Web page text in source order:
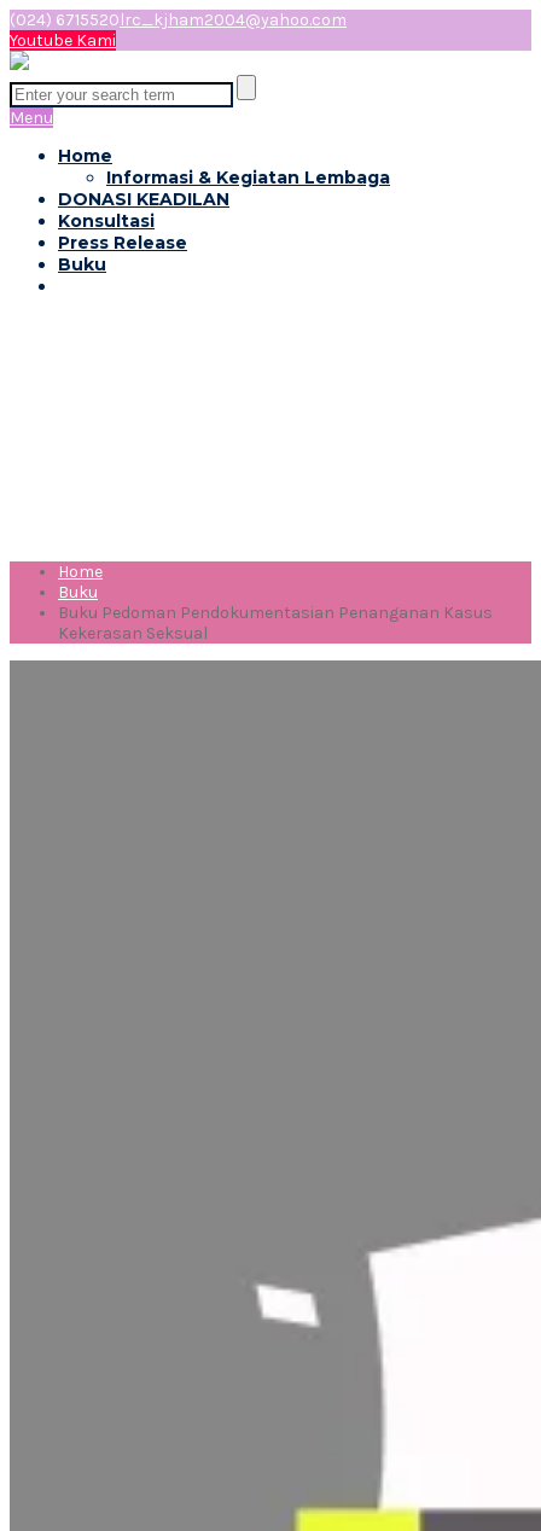
(024) 6715520lrc_kjham2004@yahoo.com
Youtube Kami
Menu
Home
Informasi & Kegiatan Lembaga
DONASI KEADILAN
Konsultasi
Press Release
Buku
Home
Buku
Buku Pedoman Pendokumentasian Penanganan Kasus
Kekerasan Seksual